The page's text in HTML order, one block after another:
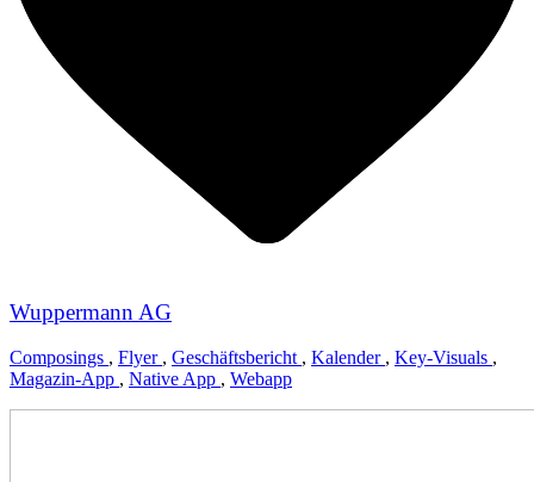
Wuppermann AG
Composings , Flyer , Geschäftsbericht , Kalender , Key-Visuals ,
Magazin-App , Native App , Webapp